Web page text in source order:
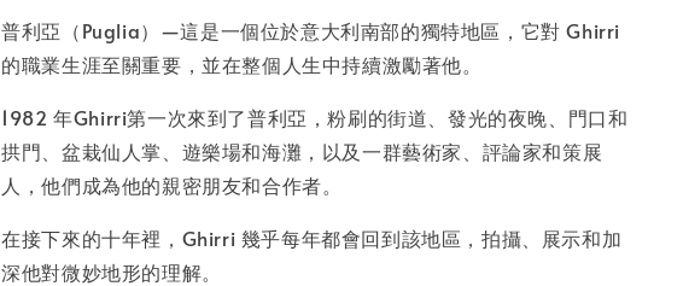
NT$ 50
NT$ 100
- +
加入購物車
普利亞（Puglia）—這是一個位於意大利南部的獨特地區，它對 Ghirri
的職業生涯至關重要，並在整個人生中持續激勵著他。
1982 年Ghirri第一次來到了普利亞，粉刷的街道、發光的夜晚、門口和
拱門、盆栽仙人掌、遊樂場和海灘，以及一群藝術家、評論家和策展
人，他們成為他的親密朋友和合作者。
在接下來的十年裡，Ghirri 幾乎每年都會回到該地區，拍攝、展示和加
深他對微妙地形的理解。